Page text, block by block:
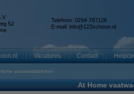
52
Telefoon: 0294-787126
E-mail: info@123schoon.nl
Vacatures Contact
vaatwastabletten
At Home